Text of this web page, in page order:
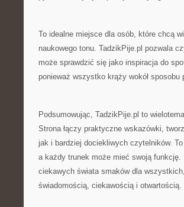
To idealne miejsce dla osób, które chcą
naukowego tonu. TadzikPije.pl pozwala
może sprawdzić się jako inspiracja do
ponieważ wszystko krąży wokół sposobu
Podsumowując, TadzikPije.pl to
Strona łączy praktyczne wskazówki,
jak i bardziej dociekliwych czytelników.
a każdy trunek może mieć swoją
ciekawych świata smaków dla
świadomością, ciekawością i otwartością.